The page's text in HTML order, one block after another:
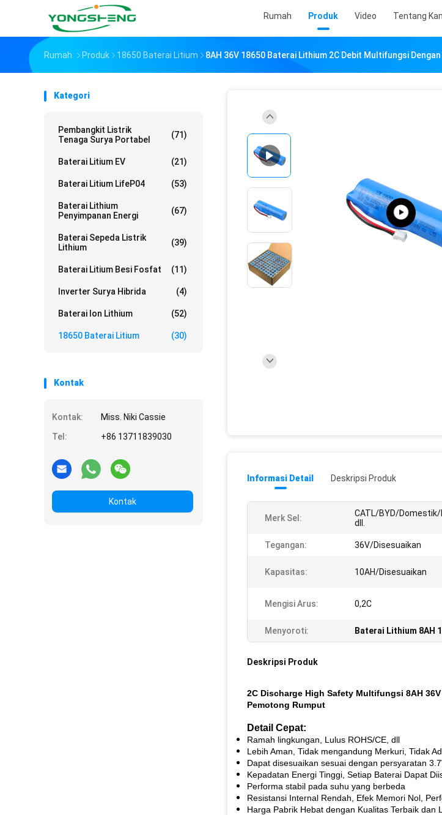
Rumah Produk Video Tentang
Rumah Produk 18650 Baterai Litium 8AH 36V 18650 Baterai Lithium 2C Debit Multifungsi
Kategori
Pembangkit Listrik
Tenaga Surya Portabel
(71)
Baterai Litium EV (21)
Baterai Litium LifeP04 (53)
Baterai Lithium
Penyimpanan Energi
(67)
Baterai Sepeda Listrik
Lithium
(39)
Baterai Litium Besi Fosfat (11)
Inverter Surya Hibrida (4)
Baterai Ion Lithium (52)
18650 Baterai Litium (30)
Kontak
Kontak:
Miss. Niki Cassie
Tel:
+86 13711839030
Kontak
Informasi Detail Deskripsi Produk
Merk Sel:
CATL/BYD/
dll.
Tegangan: 36V/Disesuaikan
Kapasitas: 10AH/Disesuaikan
Mengisi Arus: 0,2C
Menyoroti: Baterai Lithium 8AH
Deskripsi Produk
2C Discharge High Safety Multifungsi 8AH
Pemotong Rumput
Detail Cepat:
Ramah lingkungan, Lulus ROHS/CE, dll
Lebih Aman, Tidak mengandung Merkuri, Tidak
Dapat disesuaikan sesuai dengan persyaratan
Kepadatan Energi Tinggi, Setiap Baterai Dapat
Performa stabil pada suhu yang berbeda
Resistansi Internal Rendah, Efek Memori Nol,
Harga Pabrik Hebat dengan Kualitas Terbaik dan